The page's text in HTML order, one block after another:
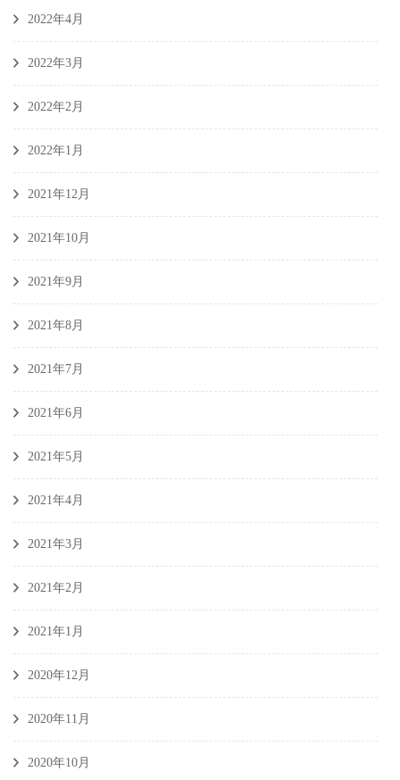
2022年4月
2022年3月
2022年2月
2022年1月
2021年12月
2021年10月
2021年9月
2021年8月
2021年7月
2021年6月
2021年5月
2021年4月
2021年3月
2021年2月
2021年1月
2020年12月
2020年11月
2020年10月